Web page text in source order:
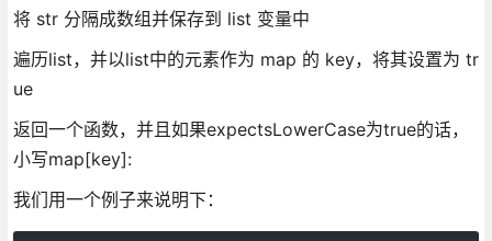
将 str 分隔成数组并保存到 list 变量中
遍历list，并以list中的元素作为 map 的 key，将其设置为 tr
ue
返回一个函数，并且如果expectsLowerCase为true的话，
小写map[key]:
我们用一个例子来说明下：